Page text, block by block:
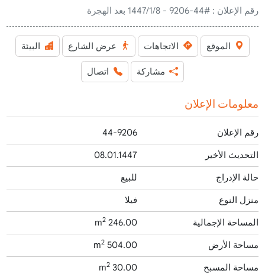
رقم الإعلان : #44-9206 - 8‏‏/1‏‏/1447 بعد الهجرة
الموقع الاتجاهات عرض الشارع البيئة
مشاركة اتصال
معلومات الإعلان
رقم الإعلان 44-9206
التحديث الأخير 08.01.1447
حالة الإدراج للبيع
منزل النوع فيلا
المساحة الإجمالية 246.00 m
2
مساحة الأرض 504.00 m
2
مساحة المسبح 30.00 m
2